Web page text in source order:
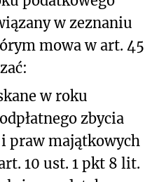
w zeznaniu
mowa w art. 45
w roku
zbycia
praw majątkowych
10 ust. 1 pkt 8 lit.